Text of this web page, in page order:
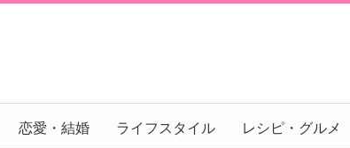
恋愛・結婚 ライフスタイル レシピ・グルメ